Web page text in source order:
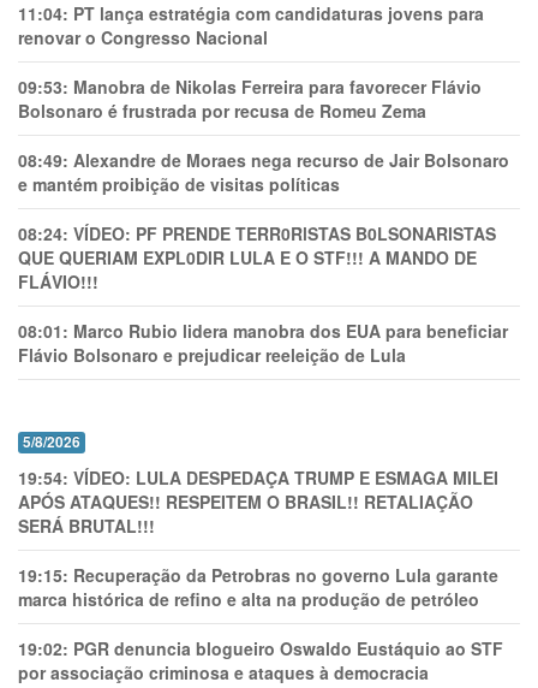
11:04: PT lança estratégia com candidaturas jovens para
renovar o Congresso Nacional
09:53: Manobra de Nikolas Ferreira para favorecer Flávio
Bolsonaro é frustrada por recusa de Romeu Zema
08:49: Alexandre de Moraes nega recurso de Jair Bolsonaro
e mantém proibição de visitas políticas
08:24: VÍDEO: PF PRENDE TERR0RlSTAS B0LSONARlSTAS
QUE QUERIAM EXPL0DlR LULA E O STF!!! A MANDO DE
FLÁVIO!!!
08:01: Marco Rubio lidera manobra dos EUA para beneficiar
Flávio Bolsonaro e prejudicar reeleição de Lula
5/8/2026
19:54: VÍDEO: LULA DESPEDAÇA TRUMP E ESMAGA MILEI
APÓS ATAQUES!! RESPEITEM O BRASIL!! RETALIAÇÃO
SERÁ BRUTAL!!!
19:15: Recuperação da Petrobras no governo Lula garante
marca histórica de refino e alta na produção de petróleo
19:02: PGR denuncia blogueiro Oswaldo Eustáquio ao STF
por associação criminosa e ataques à democracia